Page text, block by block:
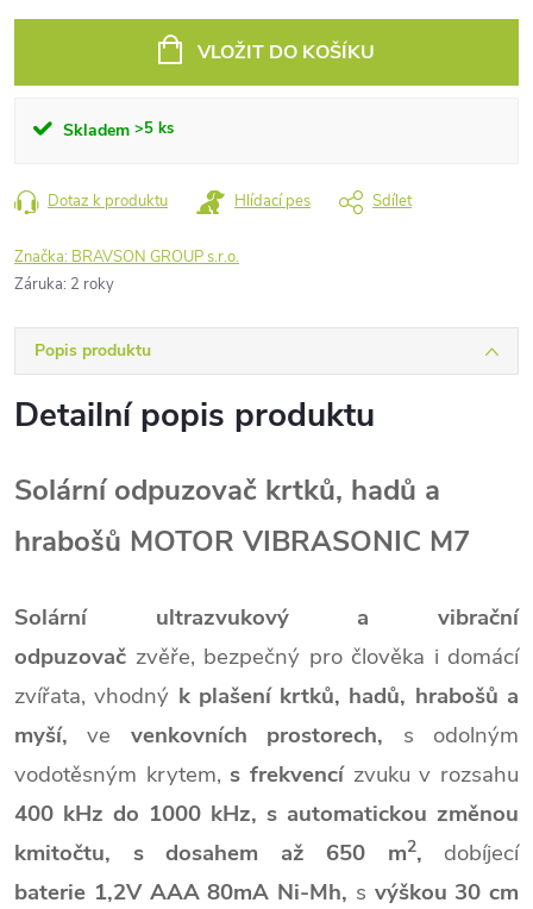
Skladem >5 ks
VLOŽIT DO KOŠÍKU
Dotaz k produktu Hlídací pes Sdílet
Značka: BRAVSON GROUP s.r.o.
Záruka: 2 roky
Popis produktu
Detailní popis produktu
Solární odpuzovač krtků, hadů a
hrabošů MOTOR VIBRASONIC M7
Solární ultrazvukový a vibrační
odpuzovač zvěře, bezpečný pro člověka i domácí
zvířata,vhodný k plašení krtků, hadů, hrabošů a
myší,ve venkovních prostorech, s odolným
vodotěsným krytem,s frekvencízvuku v rozsahu
400 kHz do 1000 kHz, s automatickou změnou
kmitočtu, s dosahem až 650 m2, dobíjecí
baterie 1,2V AAA 80mA Ni-Mh, s výškou 30 cm